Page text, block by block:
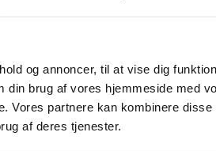
og annoncer, til at vise dig
brug af vores hjemmeside med
Vores partnere kan kombinere
af deres tjenester.
- Størrelse S